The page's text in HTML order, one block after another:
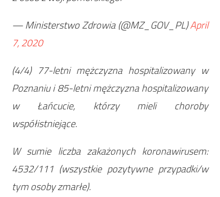
— Ministerstwo Zdrowia (@MZ_GOV_PL)April
7, 2020
(4/4) 77-letni mężczyzna hospitalizowany w
Poznaniu i 85-letni mężczyzna hospitalizowany
w Łańcucie, którzy mieli choroby
współistniejące.
W sumie liczba zakażonych koronawirusem:
4532/111 (wszystkie pozytywne przypadki/w
tym osoby zmarłe).